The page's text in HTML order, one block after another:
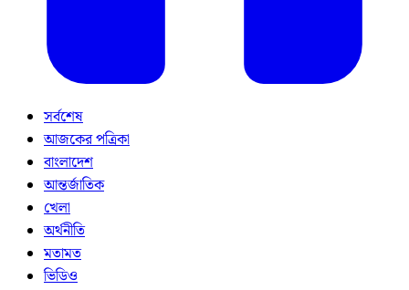
সর্বশেষ
আজকের পত্রিকা
বাংলাদেশ
আন্তর্জাতিক
খেলা
অর্থনীতি
মতামত
ভিডিও